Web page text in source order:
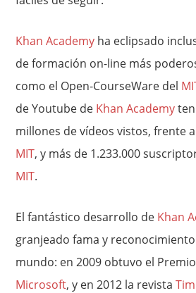
Khan Academy ha eclipsado
de formación on-line más
como el Open-CourseWare del
de Youtube de Khan Academy
millones de vídeos vistos, frente
MIT, y más de 1.233.000
MIT.
El fantástico desarrollo de Khan
granjeado fama y
mundo: en 2009 obtuvo el
Microsoft, y en 2012 la revista